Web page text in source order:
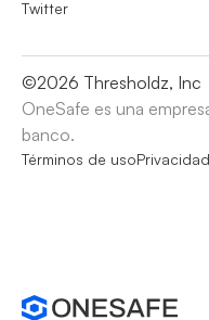
Twitter
©2026 Thresholdz, Inc
OneSafe es una
banco.
Términos de uso